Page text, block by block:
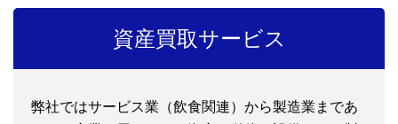
資産買取サービス
弊社ではサービス業（飲食関連）から製造業まであ